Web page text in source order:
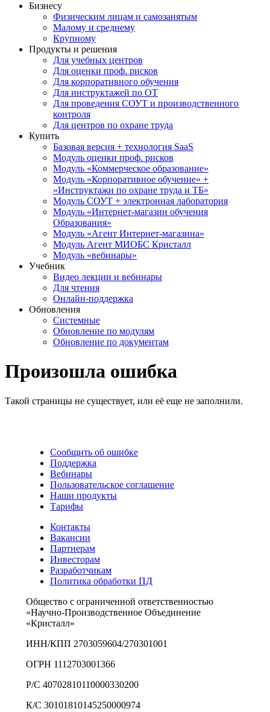
Бизнесу
Физическим лицам и самозанятым
Малому и среднему
Крупному
Продукты и решения
Для учебных центров
Для оценки проф. рисков
Для корпоративного обучения
Для инструктажей по ОТ
Для проведения СОУТ и производственного
контроля
Для центров по охране труда
Купить
Базовая версия + технология SaaS
Модуль оценки проф. рисков
Модуль «Коммерческое образование»
Модуль «Корпоративное обучение» +
«Инструктажи по охране труда и ТБ»
Модуль СОУТ + электронная лаборатория
Модуль «Интернет-магазин обучения
Образования»
Модуль «Агент Интернет-магазина»
Модуль Агент МИОБС Кристалл
Модуль «вебинары»
Учебник
Видео лекции и вебинары
Для чтения
Онлайн-поддержка
Обновления
Системные
Обновление по модулям
Обновление по документам
Произошла ошибка
Такой страницы не существует, или её еще не заполнили.
Сообщить об ошибке
Поддержка
Вебинары
Пользовательское соглашение
Наши продукты
Тарифы
Контакты
Вакансии
Партнерам
Инвесторам
Разработчикам
Политика обработки ПД
Общество с ограниченной ответственностью
«Научно-Производственное Объединение
«Кристалл»
ИНН/КПП 2703059604/270301001
ОГРН 1112703001366
Р/С 40702810110000330200
К/С 30101810145250000974